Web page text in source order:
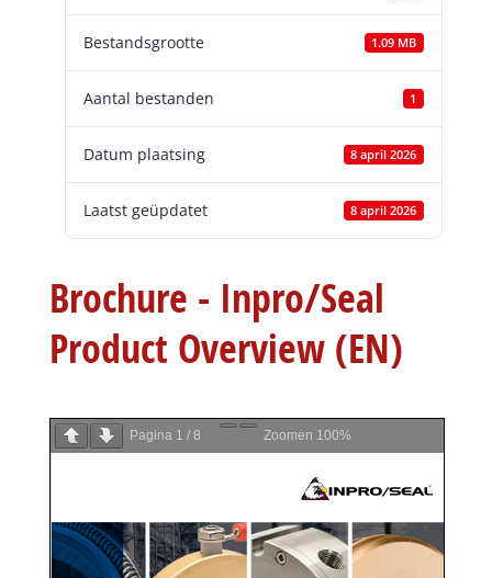
Bestandsgrootte 1.09 MB
Aantal bestanden 1
Datum plaatsing 8 april 2026
Laatst geüpdatet 8 april 2026
Brochure - Inpro/Seal
Product Overview (EN)
Pagina 1 / 8 Zoomen 100%